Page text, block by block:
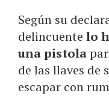
Según su
delincuente lo
una pistola
de las llaves de
escapar con